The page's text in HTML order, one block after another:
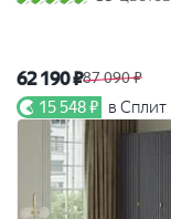
62 190 ₽87 090 ₽
15 548 ₽ в Сплит